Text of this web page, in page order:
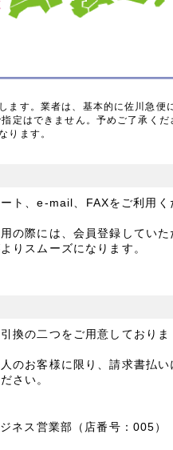
ます。業者は、基本的に佐川急
定はできません。予めご了承く
ります。
ト、e-mail、FAXをご利用く
の際には、会員登録していた
りスムーズになります。
換の二つをご用意しておりま
のお客様に限り、請求書払い
さい。
ス営業部（店番号：005）